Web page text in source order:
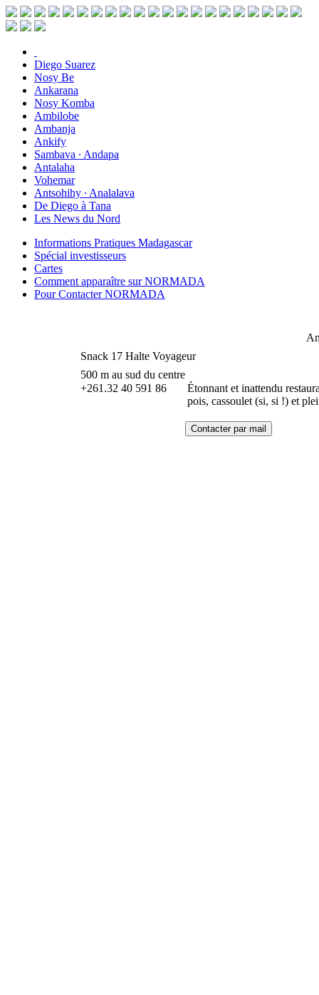
Diego Suarez
Nosy Be
Ankarana
Nosy Komba
Ambilobe
Ambanja
Ankify
Sambava ∙ Andapa
Antalaha
Vohemar
Antsohihy ∙ Analalava
De Diego à Tana
Les News du Nord
Informations Pratiques Madagascar
Spécial investisseurs
Cartes
Comment apparaître sur NORMADA
Pour Contacter NORMADA
Snack 17 Halte Voyageur
500 m au sud du centre
+261.32 40 591 86
Étonnant et inattendu
pois, cassoulet (si, si !) et